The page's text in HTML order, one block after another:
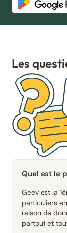
Les
Quel est le
Geev est la
particuliers
raison de
partout et